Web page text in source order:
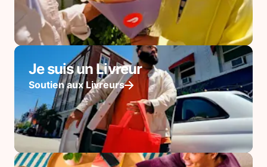
Je suis un Livreur
Soutien aux Livreurs